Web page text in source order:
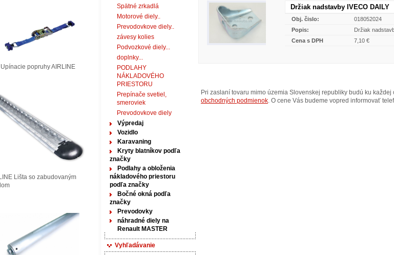
Spätné zrkadlá
Motorové diely..
Prevodovkove diely..
závesy kolies
Podvozkové diely...
doplnky...
PODLAHY
NÁKLADOVÉHO
PRIESTORU
Prepínače svetiel,
smeroviek
Prevodovkove diely
Výpredaj
Vozidlo
Karavaning
Kryty blatníkov podľa
značky
Podlahy a obloženia
nákladového priestoru
podľa značky
Bočné okná podľa
značky
Prevodovky
náhradné diely na
Renault MASTER
Vyhľadávanie
Držiak nadstavby IVECO DAILY
Obj. čislo:
018052024
Popis:
Držiak
Cena s DPH
7,10 €
Pri zaslaní tovaru mimo územia Slovenskej republiky budú ku každej
obchodných podmienok . O cene Vás budeme vopred informovať
popruhy AIRLINE
Lišta so zabudovaným